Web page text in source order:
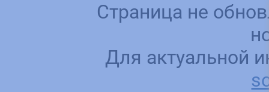
Страница не
Для актуальной